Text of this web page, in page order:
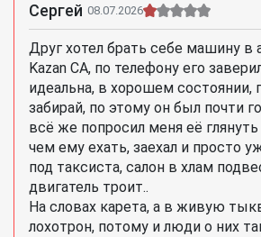
Сергей 08.07.2026
Друг хотел брать себе машину в
Kazan CA, по телефону его
идеальна, в хорошем состоянии,
забирай, по этому он был почти
всё же попросил меня её
чем ему ехать, заехал и просто
под таксиста, салон в хлам
двигатель троит..
На словах карета, а в живую
лохотрон, потому и люди о них